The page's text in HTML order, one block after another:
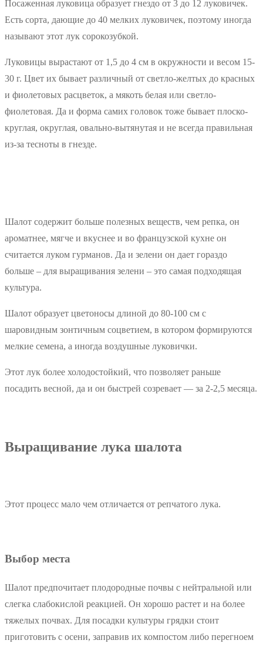
Посаженная луковица образует гнездо от 3 до 12 луковичек.
Есть сорта, дающие до 40 мелких луковичек, поэтому иногда
называют этот лук сорокозубкой.
Луковицы вырастают от 1,5 до 4 см в окружности и весом 15-
30 г. Цвет их бывает различный от светло-желтых до красных
и фиолетовых расцветок, а мякоть белая или светло-
фиолетовая. Да и форма самих головок тоже бывает плоско-
круглая, округлая, овально-вытянутая и не всегда правильная
из-за тесноты в гнезде.
Шалот содержит больше полезных веществ, чем репка, он
ароматнее, мягче и вкуснее и во французской кухне он
считается луком гурманов. Да и зелени он дает гораздо
больше – для выращивания зелени – это самая подходящая
культура.
Шалот образует цветоносы длиной до 80-100 см с
шаровидным зонтичным соцветием, в котором формируются
мелкие семена, а иногда воздушные луковички.
Этот лук более холодостойкий, что позволяет раньше
посадить весной, да и он быстрей созревает — за 2-2,5 месяца.
Выращивание лука шалота
Этот процесс мало чем отличается от репчатого лука.
Выбор места
Шалот предпочитает плодородные почвы с нейтральной или
слегка слабокислой реакцией. Он хорошо растет и на более
тяжелых почвах. Для посадки культуры грядки стоит
приготовить с осени, заправив их компостом либо перегноем